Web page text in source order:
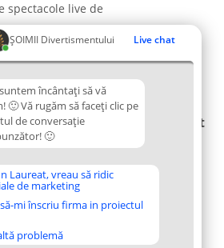
ŞOIMII Divertismentului Live chat
încântați să vă
🙂 Vă rugăm să faceți clic pe
de conversație
🙂
Laureat, vreau să ridic
de marketing
mi înscriu firma in proiectul
problemă
spectacole live de
SRL
492
Plebiscyt
Tuturor
Laureaților
Reguli
confidențialitate
Contact